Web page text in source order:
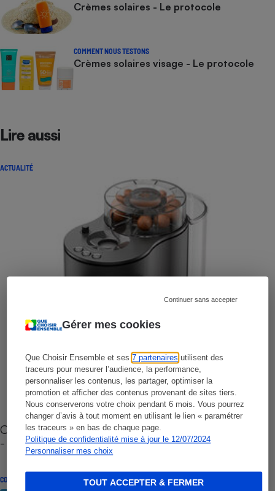
Gérer mes cookies
Que Choisir Ensemble et ses7 partenaires utilisent des
traceurs pour mesurer l’audience, la performance,
personnaliser les contenus, les partager, optimiser la
promotion et afficher des contenus provenant de sites tiers.
Nous conserverons votre choix pendant 6 mois. Vous pourrez
changer d’avis à tout moment en utilisant le lien « paramétrer
les traceurs » en bas de chaque page.
Politique de confidentialité mise à jour le 12/07/2024
Personnaliser mes choix
Continuer sans accepter
TOUT ACCEPTER & FERMER
Crèmes solaires - Le protocole
COMMENT NOUS TESTONS
Crèmes solaires visage - Le protocole
Lire aussi
ACTUALITÉ
Cafetière à capsules zéro déchet CoffeeB (vidéo)
- Premières impressions
CONSEILS